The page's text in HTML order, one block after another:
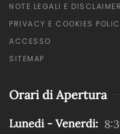
NOTE LEGALI E DISCLAIMER
PRIVACY E COOKIES
ACCESSO
SITEMAP
Orari di Apertura
Lunedi - Venerdi: